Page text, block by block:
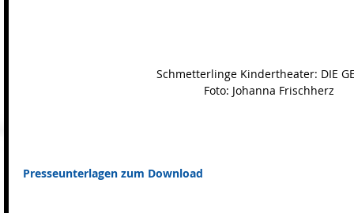
Schmetterlinge Kindertheater: DIE
Foto: Johanna Frischherz
Presseunterlagen zum Download